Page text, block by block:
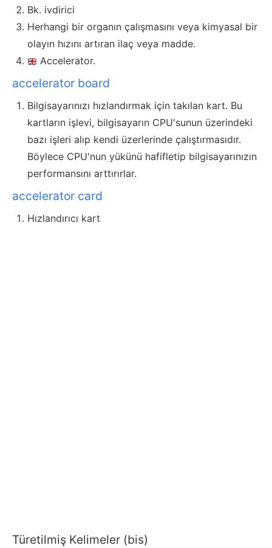
Bk. ivdirici
Herhangi bir organın çalışmasını veya kimyasal bir
olayın hızını artıran ilaç veya madde.
Accelerator.
accelerator board
Bilgisayarınızı hızlandırmak için takılan kart. Bu
kartların işlevi, bilgisayarın CPU'sunun üzerindeki
bazı işleri alıp kendi üzerlerinde çalıştırmasıdır.
Böylece CPU'nun yükünü hafifletip bilgisayarınızın
performansını arttırırlar.
accelerator card
Hızlandırıcı kart
Türetilmiş Kelimeler (bis)